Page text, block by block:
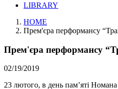
LIBRARY
HOME
Прем'єра перформансу
Прем'єра перформансу
02/19/2019
23 лютого, в день пам’яті